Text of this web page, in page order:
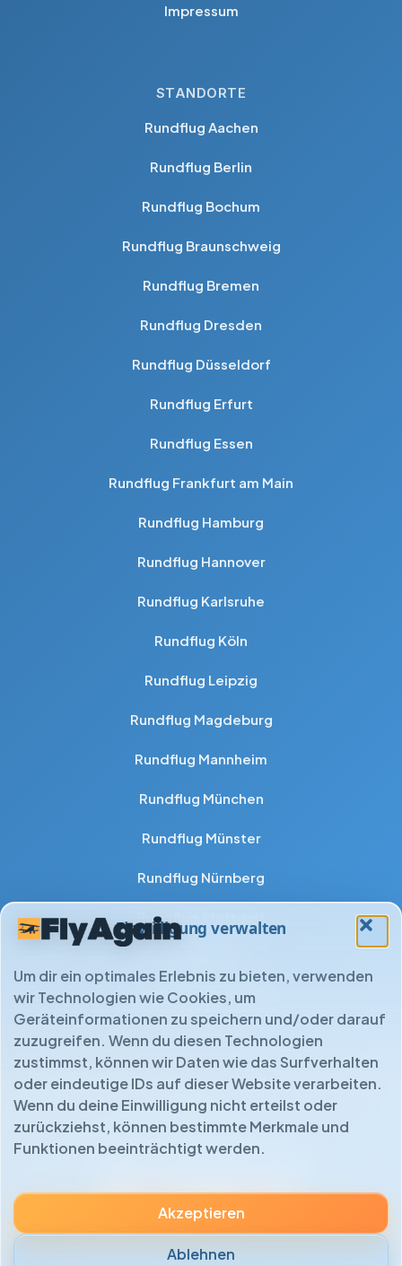
Einwilligung verwalten
Um dir ein optimales Erlebnis zu bieten, verwenden
wir Technologien wie Cookies, um
Geräteinformationen zu speichern und/oder darauf
zuzugreifen. Wenn du diesen Technologien
zustimmst, können wir Daten wie das Surfverhalten
oder eindeutige IDs auf dieser Website verarbeiten.
Wenn du deine Einwilligung nicht erteilst oder
zurückziehst, können bestimmte Merkmale und
Funktionen beeinträchtigt werden.
Akzeptieren
Ablehnen
Impressum
STANDORTE
Rundflug Aachen
Rundflug Berlin
Rundflug Bochum
Rundflug Braunschweig
Rundflug Bremen
Rundflug Dresden
Rundflug Düsseldorf
Rundflug Erfurt
Rundflug Essen
Rundflug Frankfurt am Main
Rundflug Hamburg
Rundflug Hannover
Rundflug Karlsruhe
Rundflug Köln
Rundflug Leipzig
Rundflug Magdeburg
Rundflug Mannheim
Rundflug München
Rundflug Münster
Rundflug Nürnberg
Rundflug Stuttgart
Rundflug Wuppertal
Bereit zum Abheben? Verschenke pure
Freiheit!
Gutscheine von PDF bis Premiumbox: Das perfekte
SICHER ZAHLEN:
Jetzt Gutschein entdecken